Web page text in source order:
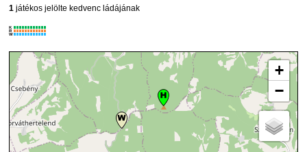
1 játékos jelölte kedvenc ládájának
K
R
W
+
−